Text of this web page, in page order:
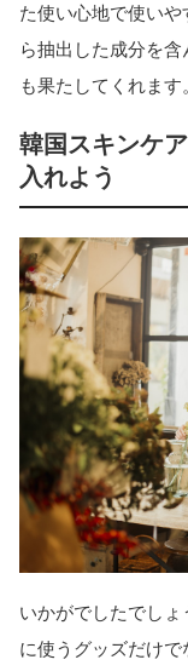
た使い心地で使い
ら抽出した成分を
も果たしてくれます
韓国スキンケ
入れよう
いかがでしたでし
に使うグッズだけ